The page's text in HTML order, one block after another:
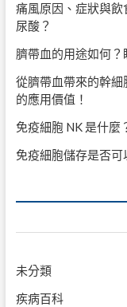
痛風原因、症狀與
尿酸？
臍帶血的用途如何？
從臍帶血帶來的幹
的應用價值！
免疫細胞 NK 是什麼
免疫細胞儲存是否可
未分類
疾病百科